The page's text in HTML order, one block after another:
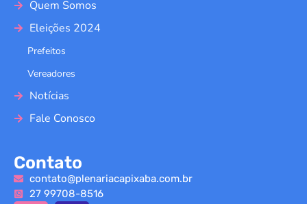
Quem Somos
Eleições 2024
Prefeitos
Vereadores
Notícias
Fale Conosco
Contato
contato@plenariacapixaba.com.br
27 99708-8516